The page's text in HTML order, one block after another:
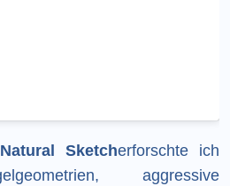
Natural Sketcherforschte ich
aggressive